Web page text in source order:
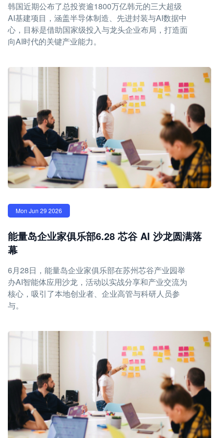
韩国近期公布了总投资逾1800万亿韩元的三大超级
AI基建项目，涵盖半导体制造、先进封装与AI数据中
心，目标是借助国家级投入与龙头企业布局，打造面
向AI时代的关键产业能力。
Mon Jun 29 2026
能量岛企业家俱乐部6.28 芯谷 AI 沙龙圆满落
幕
6月28日，能量岛企业家俱乐部在苏州芯谷产业园举
办AI智能体应用沙龙，活动以实战分享和产业交流为
核心，吸引了本地创业者、企业高管与科研人员参
与。